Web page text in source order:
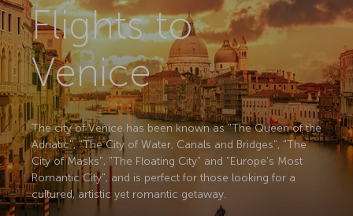
Flights to
Venice
The city of Venice has been known as "The Queen of the
Adriatic", "The City of Water, Canals and Bridges", "The
City of Masks", "The Floating City" and "Europe's Most
Romantic City", and is perfect for those looking for a
cultured, artistic yet romantic getaway.